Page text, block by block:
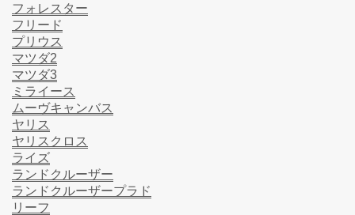
フォレスター
フリード
プリウス
マツダ2
マツダ3
ミライース
ムーヴキャンバス
ヤリス
ヤリスクロス
ライズ
ランドクルーザー
ランドクルーザープラド
リーフ